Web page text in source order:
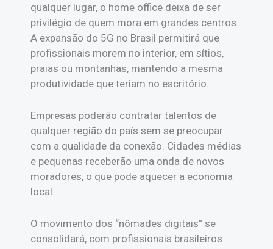
qualquer lugar, o home office deixa de ser
privilégio de quem mora em grandes centros.
A expansão do 5G no Brasil permitirá que
profissionais morem no interior, em sítios,
praias ou montanhas, mantendo a mesma
produtividade que teriam no escritório.
Empresas poderão contratar talentos de
qualquer região do país sem se preocupar
com a qualidade da conexão. Cidades médias
e pequenas receberão uma onda de novos
moradores, o que pode aquecer a economia
local.
O movimento dos “nômades digitais” se
consolidará, com profissionais brasileiros